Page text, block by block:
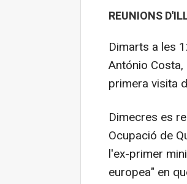
REUNIONS
Dimarts a les
António
primera visita
Dimecres es
Ocupació de
l'ex-primer
europea" en